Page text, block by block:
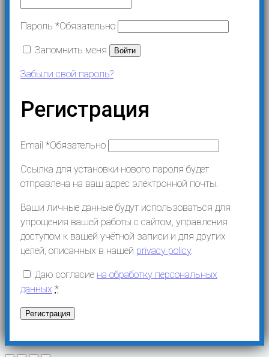
Пароль *Обязательно
Запомнить меня Войти
Забыли свой пароль?
Регистрация
Email *Обязательно
Ссылка для установки нового пароля будет
отправлена ​​на ваш адрес электронной почты.
Ваши личные данные будут использоваться для
упрощения вашей работы с сайтом, управления
доступом к вашей учётной записи и для других
целей, описанных в нашей privacy policy.
Даю согласие на обработку персональных
данных *
Регистрация